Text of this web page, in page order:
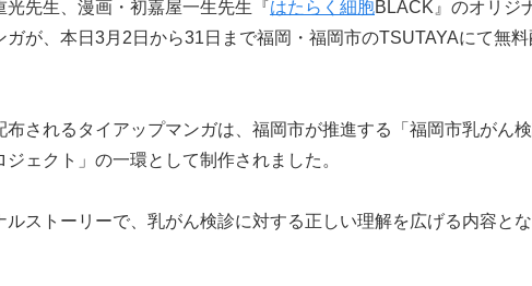
光先生、漫画・初嘉屋一生先生『はたらく細胞BLACK』のオリジ
ガが、本日3月2日から31日まで福岡・福岡市のTSUTAYAにて無
布されるタイアップマンガは、福岡市が推進する「福岡市乳がん
ジェクト」の一環として制作されました。
ルストーリーで、乳がん検診に対する正しい理解を広げる内容と